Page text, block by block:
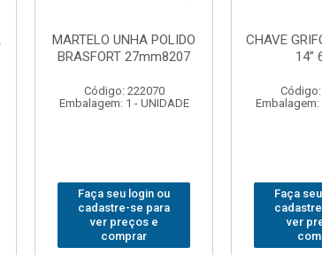
CHAVE GRIFO BRASFORT
14” 6012
Código: 231967
Embalagem: 1 - UNIDADE
Faça seu login ou
cadastre-se para
ver preços e
comprar
Embalagem:
Faça
ver